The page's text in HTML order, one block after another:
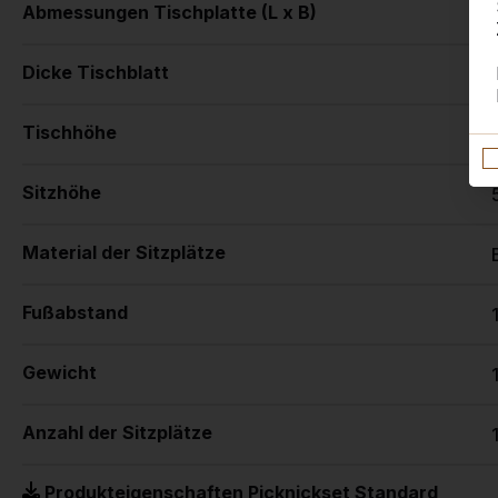
Abmessungen Tischplatte (L x B)
Dicke Tischblatt
Tischhöhe
Sitzhöhe
Material der Sitzplätze
Fußabstand
Gewicht
Anzahl der Sitzplätze
Produkteigenschaften Picknickset Standard